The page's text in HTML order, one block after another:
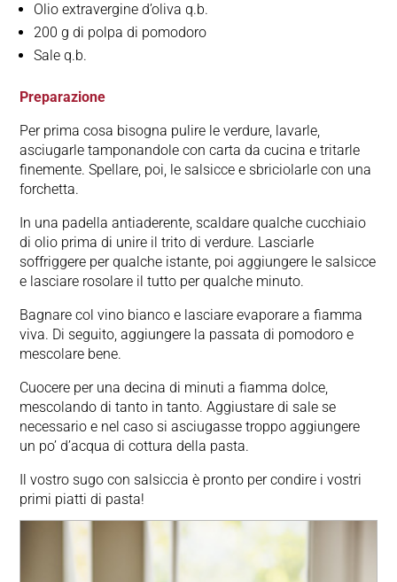
Olio extravergine d’oliva q.b.
200 g di polpa di pomodoro
Sale q.b.
Preparazione
Per prima cosa bisogna pulire le verdure, lavarle,
asciugarle tamponandole con carta da cucina e tritarle
finemente. Spellare, poi, le salsicce e sbriciolarle con una
forchetta.
In una padella antiaderente, scaldare qualche cucchiaio
di olio prima di unire il trito di verdure. Lasciarle
soffriggere per qualche istante, poi aggiungere le salsicce
e lasciare rosolare il tutto per qualche minuto.
Bagnare col vino bianco e lasciare evaporare a fiamma
viva. Di seguito, aggiungere la passata di pomodoro e
mescolare bene.
Cuocere per una decina di minuti a fiamma dolce,
mescolando di tanto in tanto. Aggiustare di sale se
necessario e nel caso si asciugasse troppo aggiungere
un po’ d’acqua di cottura della pasta.
Il vostro sugo con salsiccia è pronto per condire i vostri
primi piatti di pasta!